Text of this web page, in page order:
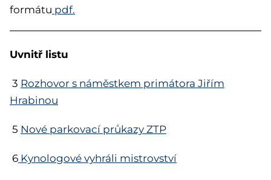
formátu pdf.
Uvnitř listu
3 Rozhovor s náměstkem primátora Jiřím
Hrabinou
5 Nové parkovací průkazy ZTP
6 Kynologové vyhráli mistrovství